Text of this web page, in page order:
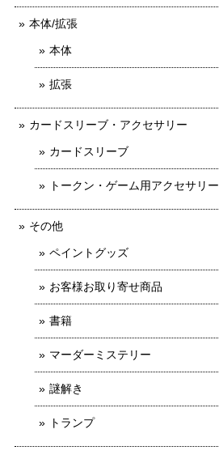
本体/拡張
本体
拡張
カードスリーブ・アクセサリー
カードスリーブ
トークン・ゲーム用アクセサリー
その他
ペイントグッズ
お客様お取り寄せ商品
書籍
マーダーミステリー
謎解き
トランプ